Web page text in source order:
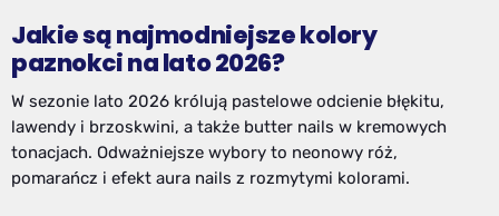
Jakie są najmodniejsze kolory
paznokci na lato 2026?
W sezonie lato 2026 królują pastelowe odcienie błękitu,
lawendy i brzoskwini, a także butter nails w kremowych
tonacjach. Odważniejsze wybory to neonowy róż,
pomarańcz i efekt aura nails z rozmytymi kolorami.